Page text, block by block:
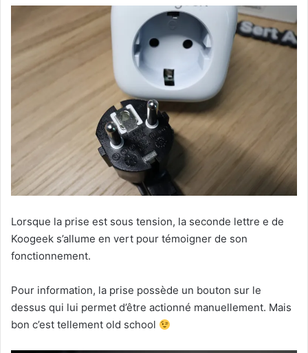
Lorsque la prise est sous tension, la seconde lettre e de
Koogeek s’allume en vert pour témoigner de son
fonctionnement.
Pour information, la prise possède un bouton sur le
dessus qui lui permet d’être actionné manuellement. Mais
bon c’est tellement old school